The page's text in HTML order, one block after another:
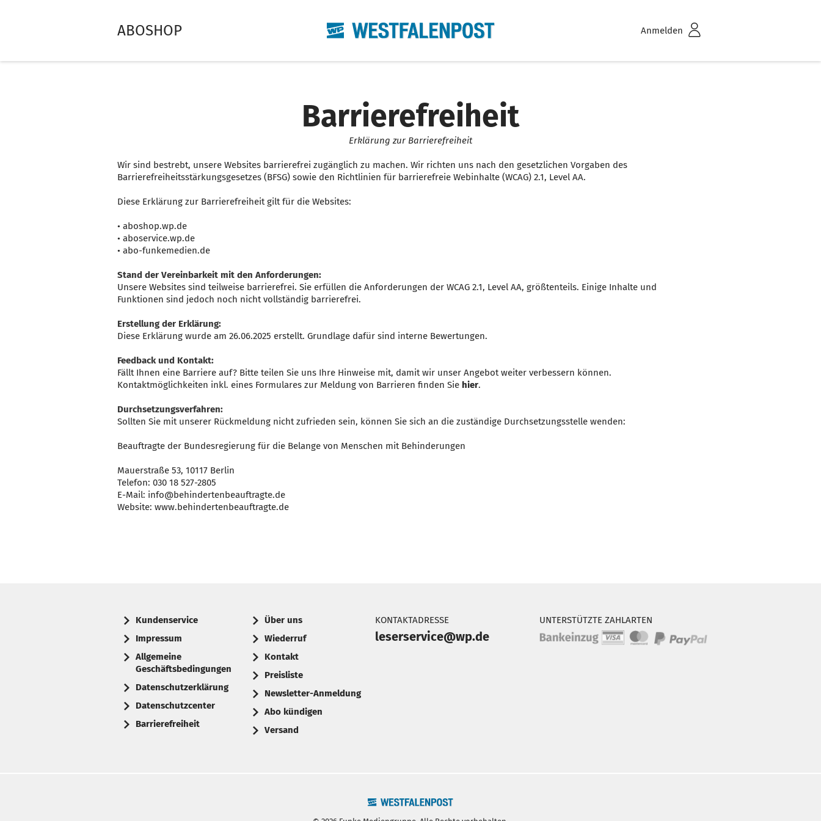
ABOSHOP Anmelden
Barrierefreiheit
Erklärung zur Barrierefreiheit
Wir sind bestrebt, unsere Websites barrierefrei zugänglich zu machen. Wir richten uns nach den gesetzlichen Vorgaben des
Barrierefreiheitsstärkungsgesetzes (BFSG) sowie den Richtlinien für barrierefreie Webinhalte (WCAG) 2.1, Level AA.
Diese Erklärung zur Barrierefreiheit gilt für die Websites:
• aboshop.wp.de
• aboservice.wp.de
• abo-funkemedien.de
Stand der Vereinbarkeit mit den Anforderungen:
Unsere Websites sind teilweise barrierefrei. Sie erfüllen die Anforderungen der WCAG 2.1, Level AA, größtenteils. Einige Inhalte und
Funktionen sind jedoch noch nicht vollständig barrierefrei.
Erstellung der Erklärung:
Diese Erklärung wurde am 26.06.2025 erstellt. Grundlage dafür sind interne Bewertungen.
Feedback und Kontakt:
Fällt Ihnen eine Barriere auf? Bitte teilen Sie uns Ihre Hinweise mit, damit wir unser Angebot weiter verbessern können.
Kontaktmöglichkeiten inkl. eines Formulares zur Meldung von Barrieren finden Sie hier.
Durchsetzungsverfahren:
Sollten Sie mit unserer Rückmeldung nicht zufrieden sein, können Sie sich an die zuständige Durchsetzungsstelle wenden:
Beauftragte der Bundesregierung für die Belange von Menschen mit Behinderungen
Mauerstraße 53, 10117 Berlin
Telefon: 030 18 527-2805
E-Mail: info@behindertenbeauftragte.de
Website: www.behindertenbeauftragte.de
Kundenservice
Impressum
Allgemeine
Geschäftsbedingungen
Datenschutzerklärung
Datenschutzcenter
Barrierefreiheit
Über uns
Wiederruf
Kontakt
Preisliste
Newsletter-Anmeldung
Abo kündigen
Versand
KONTAKTADRESSE
leserservice@wp.de
UNTERSTÜTZTE ZAHLARTEN